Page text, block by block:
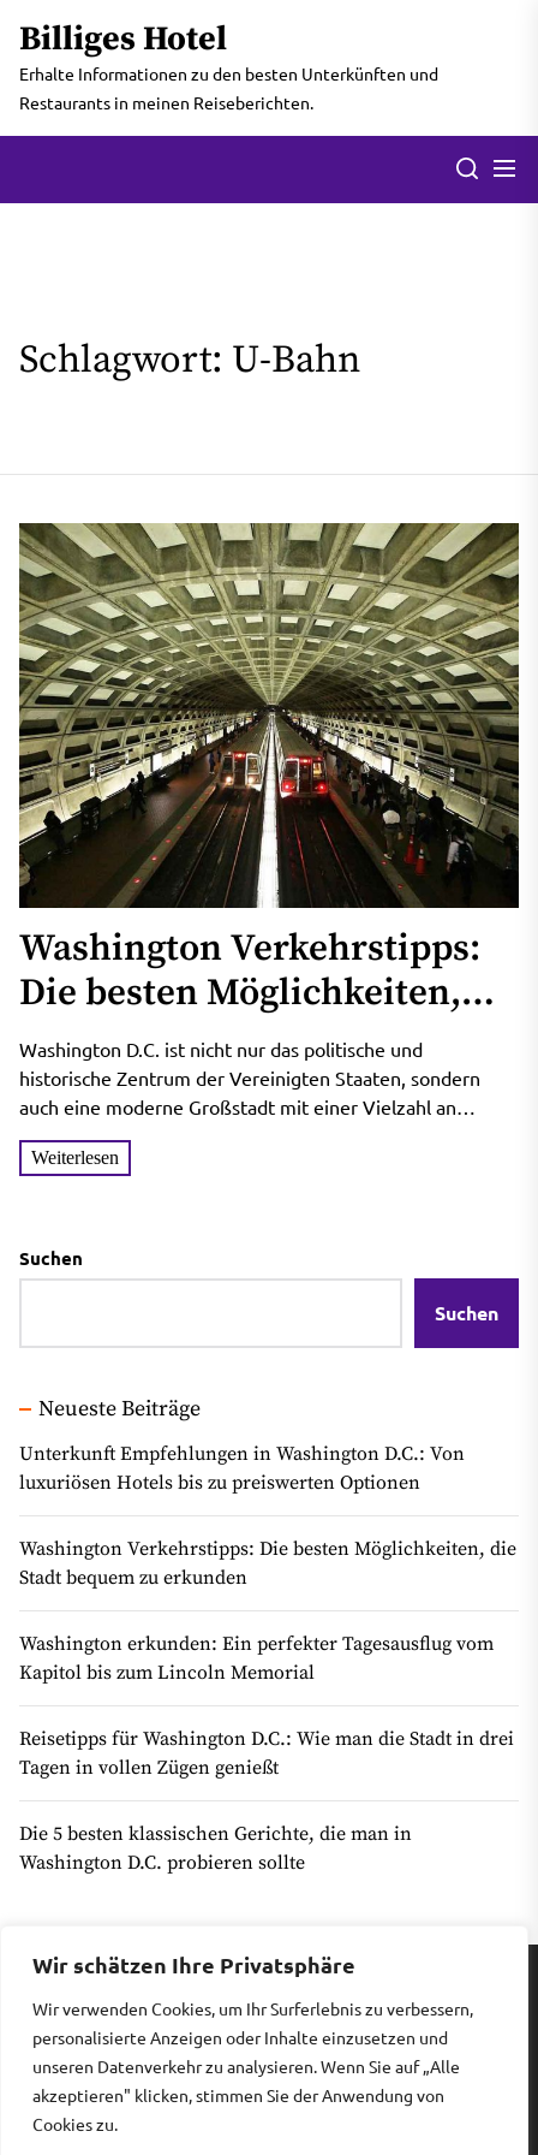
Wir schätzen Ihre Privatsphäre
Wir verwenden Cookies, um Ihr Surferlebnis zu verbessern,
personalisierte Anzeigen oder Inhalte einzusetzen und
unseren Datenverkehr zu analysieren. Wenn Sie auf „Alle
akzeptieren" klicken, stimmen Sie der Anwendung von
Cookies zu.
the
content
Billiges Hotel
Erhalte Informationen zu den besten Unterkünften und
Restaurants in meinen Reiseberichten.
Search
Schlagwort: U-Bahn
Washington Verkehrstipps:
Die besten Möglichkeiten,
die Stadt bequem zu
erkunden
Washington D.C. ist nicht nur das politische und
historische Zentrum der Vereinigten Staaten, sondern
auch eine moderne Großstadt mit einer Vielzahl an
kulturellen Sehenswürdigkeiten, Museen...
Weiterlesen
Suchen
Suchen
Neueste Beiträge
Unterkunft Empfehlungen in Washington D.C.: Von
luxuriösen Hotels bis zu preiswerten Optionen
Washington Verkehrstipps: Die besten Möglichkeiten, die
Stadt bequem zu erkunden
Washington erkunden: Ein perfekter Tagesausflug vom
Kapitol bis zum Lincoln Memorial
Reisetipps für Washington D.C.: Wie man die Stadt in drei
Tagen in vollen Zügen genießt
Die 5 besten klassischen Gerichte, die man in
Washington D.C. probieren sollte
Impressum|Datenschutz
Copyright © 2026